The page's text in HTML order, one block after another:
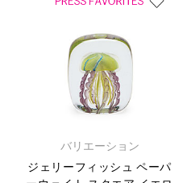
バリエーション
ジェリーフィッシュ ペーパ